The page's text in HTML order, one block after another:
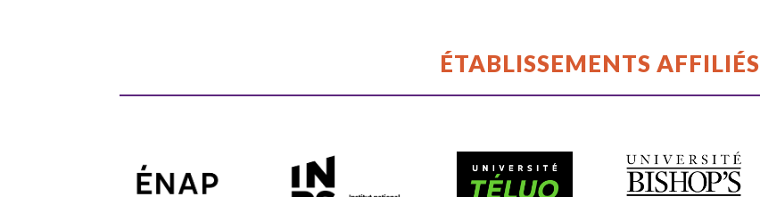
ÉTABLISSEMENTS AFFILIÉS